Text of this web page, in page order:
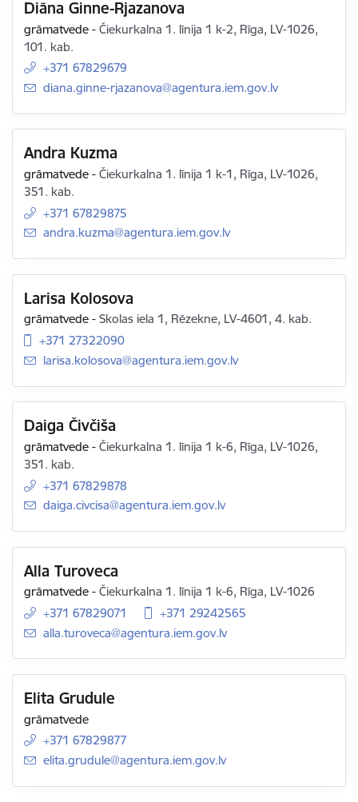
Diāna Ginne-Rjazanova
grāmatvede -Čiekurkalna 1. līnija 1 k-2, Rīga, LV-1026,
101. kab.
+371 67829679
E-pasts:
diana.ginne-rjazanova@agentura.iem.gov.lv
Andra Kuzma
grāmatvede -Čiekurkalna 1. līnija 1 k-1, Rīga, LV-1026,
351. kab.
+371 67829875
E-pasts:
andra.kuzma@agentura.iem.gov.lv
Larisa Kolosova
grāmatvede -Skolas iela 1, Rēzekne, LV-4601, 4. kab.
+371 27322090
E-pasts:
larisa.kolosova@agentura.iem.gov.lv
Daiga Čivčiša
grāmatvede -Čiekurkalna 1. līnija 1 k-6, Rīga, LV-1026,
351. kab.
+371 67829878
E-pasts:
daiga.civcisa@agentura.iem.gov.lv
Alla Turoveca
grāmatvede -Čiekurkalna 1. līnija 1 k-6, Rīga, LV-1026
+371 67829071
+371 29242565
E-pasts:
alla.turoveca@agentura.iem.gov.lv
Elita Grudule
grāmatvede
+371 67829877
E-pasts:
elita.grudule@agentura.iem.gov.lv